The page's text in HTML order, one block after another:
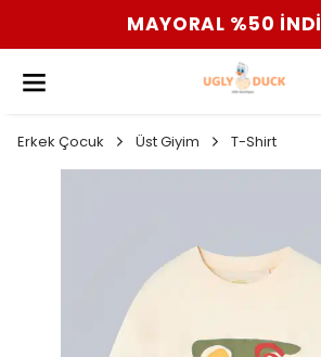
MAYORAL %50
Erkek Çocuk Üst Giyim T-Shirt